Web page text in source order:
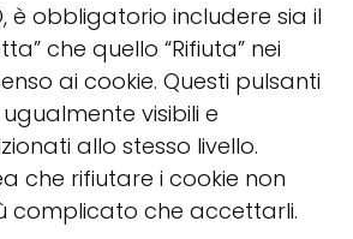
è obbligatorio includere sia il
che quello “Rifiuta” nei
ai cookie. Questi pulsanti
visibili e
allo stesso livello.
che rifiutare i cookie non
complicato che accettarli.